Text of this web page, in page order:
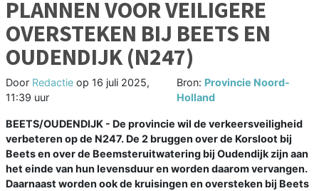
PLANNEN VOOR VEILIGERE
OVERSTEKEN BIJ BEETS EN
OUDENDIJK (N247)
Door Redactie op 16 juli 2025,
11:39 uur
Bron: Provincie Noord-
Holland
BEETS/OUDENDIJK - De provincie wil de verkeersveiligheid
verbeteren op de N247. De 2 bruggen over de Korsloot bij
Beets en over de Beemsteruitwatering bij Oudendijk zijn aan
het einde van hun levensduur en worden daarom vervangen.
Daarnaast worden ook de kruisingen en oversteken bij Beets